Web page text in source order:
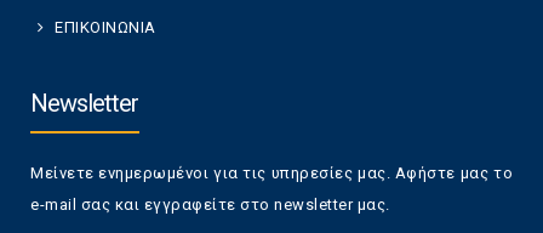
ΕΠΙΚΟΙΝΩΝΙΑ
Newsletter
Μείνετε ενημερωμένοι για τις υπηρεσίες μας. Αφήστε μας το
e-mail σας και εγγραφείτε στο newsletter μας.